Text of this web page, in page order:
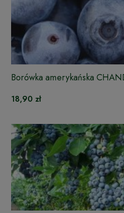
Borówka amerykańska
18,90 zł